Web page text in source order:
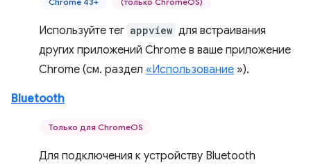
Используйте тег appview для встраивания
других приложений Chrome в ваше приложение
Chrome (см. раздел «Использование »).
Bluetooth
Только для ChromeOS
Для подключения к устройству Bluetooth